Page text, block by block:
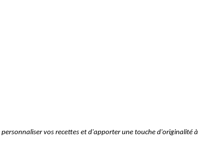
vos recettes et d'apporter une touche d'originalité à